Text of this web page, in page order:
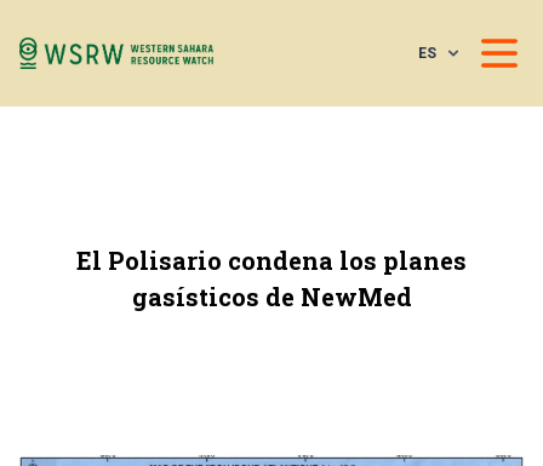
ES
El Polisario condena los planes
gasísticos de NewMed